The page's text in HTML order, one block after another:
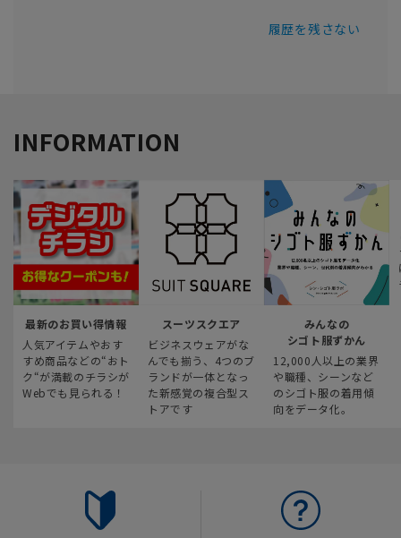
履歴を残さない
INFORMATION
最新のお買い得情報
人気アイテムやおす
すめ商品などの“おト
ク“が満載のチラシが
Webでも見られる！
スーツスクエア
ビジネスウェアがな
んでも揃う、4つのブ
ランドが一体となっ
た新感覚の複合型ス
トアです
みんなの
シゴト服ずかん
12,000人以上の業界
や職種、シーンなど
のシゴト服の着用傾
向をデータ化。